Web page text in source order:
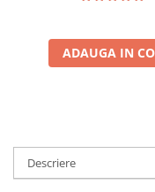
ADAUGA IN
Descriere